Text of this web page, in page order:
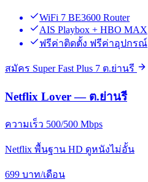
WiFi 7 BE3600 Router
AIS Playbox + HBO MAX
ฟรีค่าติดตั้ง ฟรีค่าอุปกรณ์
สมัคร Super Fast Plus 7 ต.ย่านรี
Netflix Lover — ต.ย่านรี
ความเร็ว 500/500 Mbps
Netflix พื้นฐาน HD ดูหนังไม่อั้น
699 บาท/เดือน